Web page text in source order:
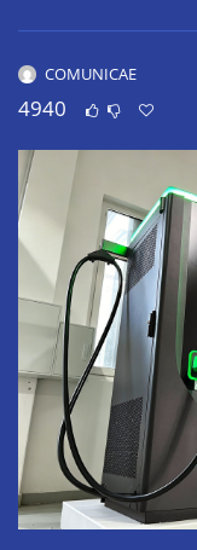
COMUNICAE
4940